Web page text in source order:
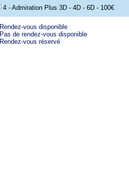
4 - Admiration Plus 3D - 4D - 6D - 100€
Rendez-vous disponible
Pas de rendez-vous disponible
Rendez-vous réservé